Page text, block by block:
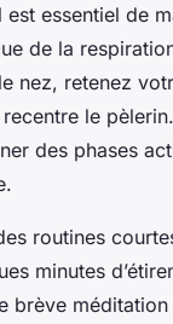
essentiel de
de la
nez, retenez
le
des phases
routines
minutes
brève